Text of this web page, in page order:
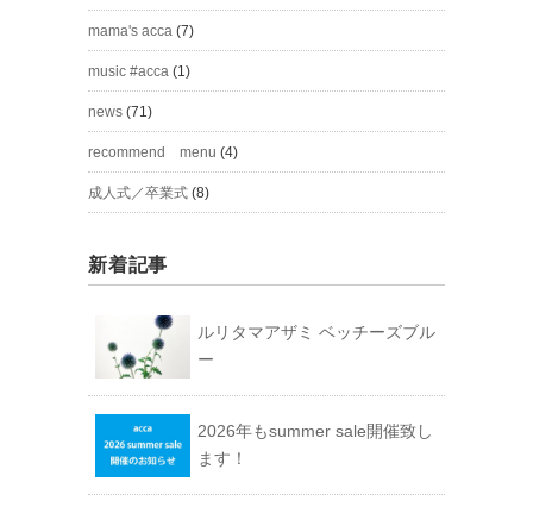
mama's acca (7)
music #acca (1)
news (71)
recommend menu (4)
成人式／卒業式 (8)
新着記事
ルリタマアザミ ベッチーズブル
ー
2026年もsummer sale開催致し
ます！